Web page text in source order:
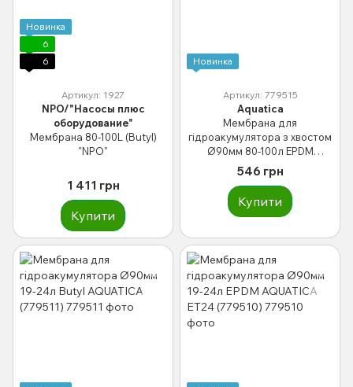
Новинка
6
6
Артикул: 1927
NPO/"Насосы плюс
оборудование"
Мембрана 80-100L (Butyl)
"NPO"
1 411 грн
Купити
Новинка
Артикул: 779515
Aquatica
Мембрана для
гідроакумулятора з хвостом
Ø90мм 80-100л EPDM
AQUATICA ET100 (779515)
546 грн
Купити